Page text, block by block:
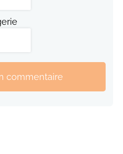
commentaire